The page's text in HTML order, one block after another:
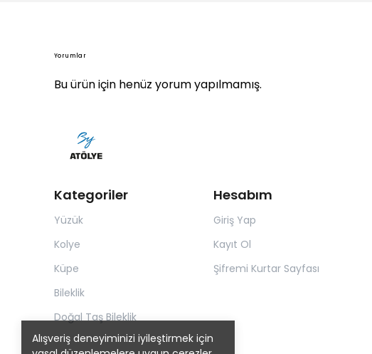
Alışveriş deneyiminizi iyileştirmek için
Yorumlar
Bu ürün için henüz yorum yapılmamış.
Kategoriler
Yüzük
Kolye
Küpe
Bileklik
Doğal Taş Bileklik
Hesabım
Giriş Yap
Kayıt Ol
Şifremi Kurtar Sayfası